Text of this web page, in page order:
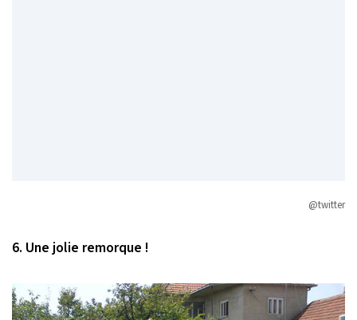
@twitter
6. Une jolie remorque !